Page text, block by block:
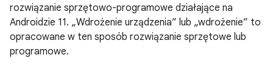
rozwiązanie sprzętowo-programowe działające na
Androidzie 11. „Wdrożenie urządzenia” lub „wdrożenie” to
opracowane w ten sposób rozwiązanie sprzętowe lub
programowe.